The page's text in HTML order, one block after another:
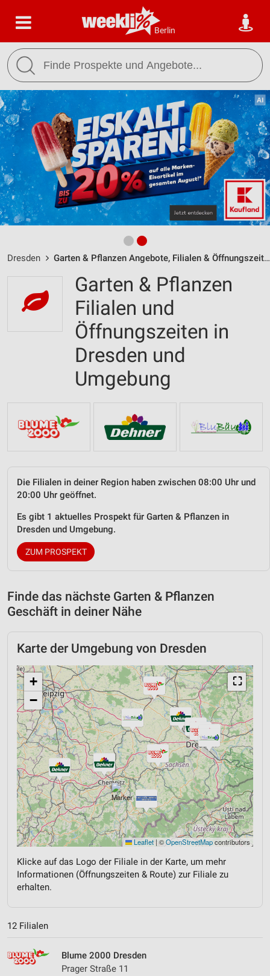
Berlin
Dresden Garten & Pflanzen Angebote, Filialen & Öffnungszeiten
Garten & Pflanzen
Filialen und
Öffnungszeiten in
Dresden und
Umgebung
Die Filialen in deiner Region haben zwischen 08:00 Uhr und
20:00 Uhr geöffnet.
Es gibt 1 aktuelles Prospekt für Garten & Pflanzen in
Dresden und Umgebung.
ZUM PROSPEKT
Finde das nächste Garten & Pflanzen
Geschäft in deiner Nähe
Karte der Umgebung von Dresden
⛶
+
−
Leaflet | ©OpenStreetMapcontributors
Klicke auf das Logo der Filiale in der Karte, um mehr
Informationen (Öffnungszeiten & Route) zur Filiale zu
erhalten.
12 Filialen
Blume 2000 Dresden
Prager Straße 11